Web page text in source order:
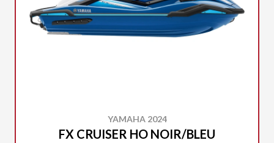
YAMAHA 2024
FX CRUISER HO NOIR/BLEU